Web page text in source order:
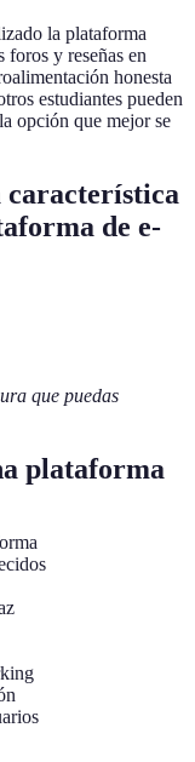
la plataforma
y reseñas en
honesta
estudiantes pueden
opción que mejor se
característica
de e-
que puedas
plataforma